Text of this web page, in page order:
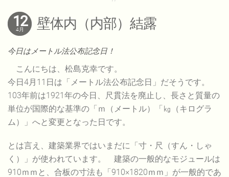
12
4月 壁体内（内部）結露
今日はメートル法公布記念日！
こんにちは、松島克幸です。
今日4月11日は「メートル法公布記念日」だそうです。
103年前は1921年の今日、尺貫法を廃止し、長さと質量の
単位が国際的な基準の「ｍ（メートル）「㎏（キログラ
ム）」へと変更となった日です。
とは言え、建築業界ではいまだに「寸・尺（すん・しゃ
く）」が使われています。 建築の一般的なモジュールは
910ｍｍと、合板の寸法も「910×1820ｍｍ」が一般的であ